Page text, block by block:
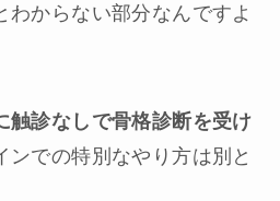
わからない部分なんですよ
触診なしで骨格診断を受け
ンでの特別なやり方は別と